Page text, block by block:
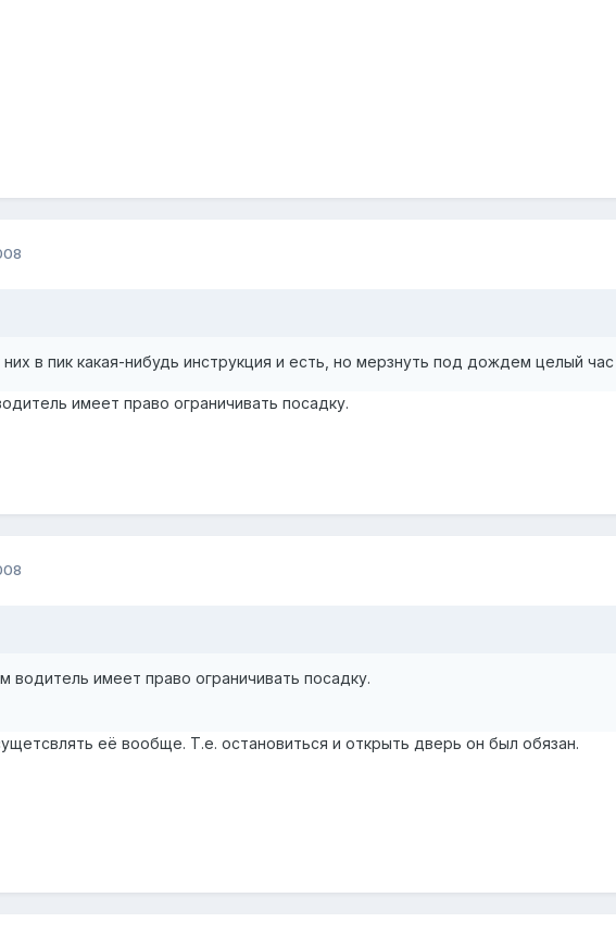
в пик какая-нибудь инструкция и есть, но мерзнуть под дождем целый
имеет право ограничивать посадку.
водитель имеет право ограничивать посадку.
её вообще. Т.е. остановиться и открыть дверь он был обязан.